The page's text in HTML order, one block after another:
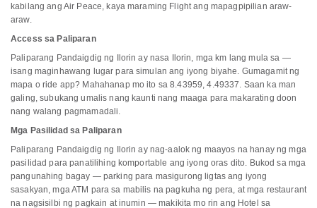
kabilang ang Air Peace, kaya maraming Flight ang mapagpipilian araw-
araw.
Access sa Paliparan
Paliparang Pandaigdig ng Ilorin ay nasa Ilorin, mga km lang mula sa —
isang maginhawang lugar para simulan ang iyong biyahe. Gumagamit ng
mapa o ride app? Mahahanap mo ito sa 8.43959, 4.49337. Saan ka man
galing, subukang umalis nang kaunti nang maaga para makarating doon
nang walang pagmamadali.
Mga Pasilidad sa Paliparan
Paliparang Pandaigdig ng Ilorin ay nag-aalok ng maayos na hanay ng mga
pasilidad para panatilihing komportable ang iyong oras dito. Bukod sa mga
pangunahing bagay — parking para masigurong ligtas ang iyong
sasakyan, mga ATM para sa mabilis na pagkuha ng pera, at mga restaurant
na nagsisilbi ng pagkain at inumin — makikita mo rin ang Hotel sa